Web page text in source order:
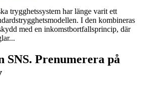
trygghetssystem har länge varit ett
I den kombineras
med en inkomstbortfallsprincip, där
SNS. Prenumerera på